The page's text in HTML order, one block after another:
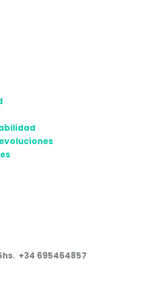
+34 695464857